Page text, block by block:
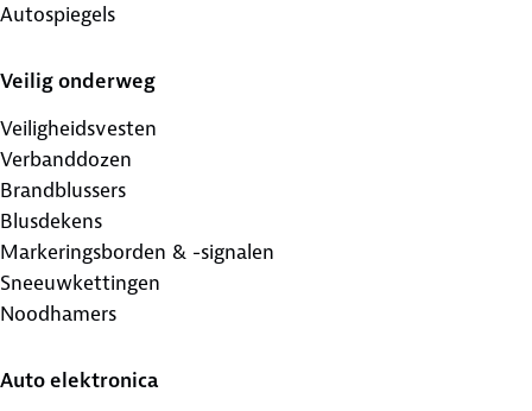
Autospiegels
Veilig onderweg
Veiligheidsvesten
Verbanddozen
Brandblussers
Blusdekens
Markeringsborden & -signalen
Sneeuwkettingen
Noodhamers
Auto elektronica